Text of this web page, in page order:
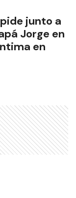
junto a
Jorge en
en